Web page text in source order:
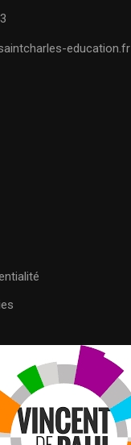
education.fr